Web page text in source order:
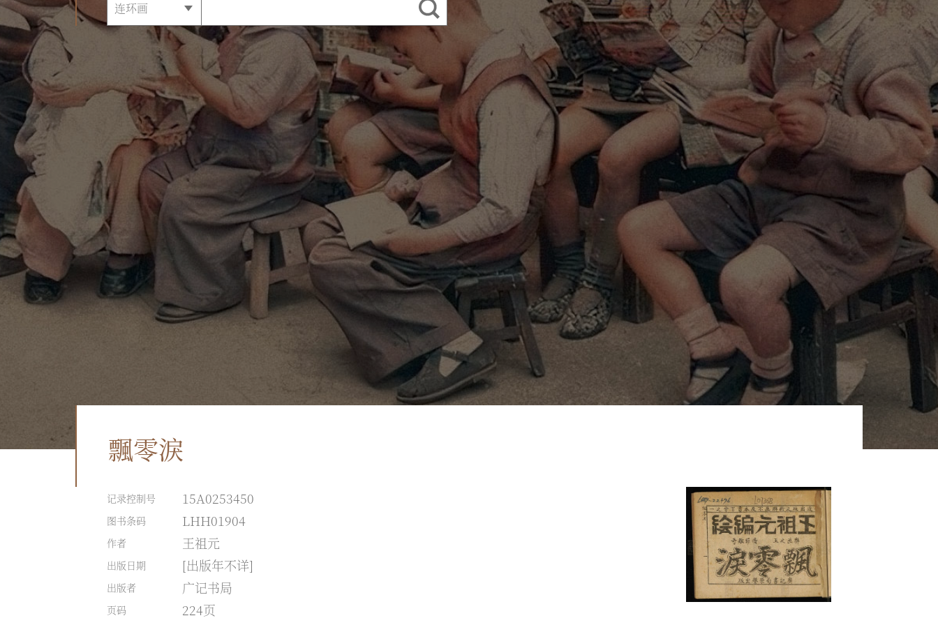
飄零淚
记录控制号 15A0253450
图书条码 LHH01904
作者 王祖元
出版日期 [出版年不详]
出版者 广记书局
页码 224页